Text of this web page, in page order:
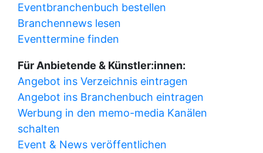
Eventbranchenbuch bestellen
Branchennews lesen
Eventtermine finden
Für Anbietende & Künstler:innen:
Angebot ins Verzeichnis eintragen
Angebot ins Branchenbuch eintragen
Werbung in den memo-media Kanälen
schalten
Event & News veröffentlichen